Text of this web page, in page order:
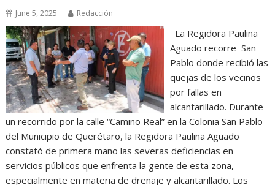
June 5, 2025 Redacción
La Regidora Paulina
Aguado recorre San
Pablo donde recibió las
quejas de los vecinos
por fallas en
alcantarillado. Durante
un recorrido por la calle “Camino Real” en la Colonia San Pablo
del Municipio de Querétaro, la Regidora Paulina Aguado
constató de primera mano las severas deficiencias en
servicios públicos que enfrenta la gente de esta zona,
especialmente en materia de drenaje y alcantarillado. Los